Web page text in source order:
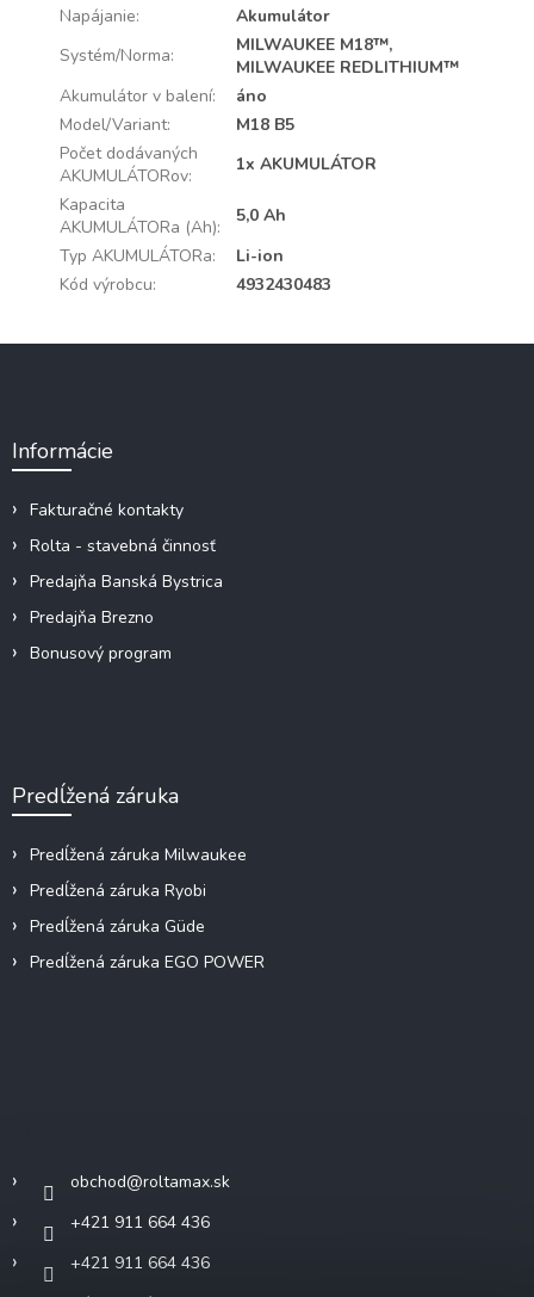
Napájanie:
Akumulátor
Systém/Norma:
MILWAUKEE M18™,
MILWAUKEE REDLITHIUM™
Akumulátor v balení:
áno
Model/Variant:
M18 B5
Počet dodávaných
AKUMULÁTORov:
1x AKUMULÁTOR
Kapacita
AKUMULÁTORa (Ah):
5,0 Ah
Typ AKUMULÁTORa:
Li-ion
Kód výrobcu: 4932430483
Informácie
Fakturačné kontakty
Rolta - stavebná činnosť
Predajňa Banská Bystrica
Predajňa Brezno
Bonusový program
Predĺžená záruka
Predĺžená záruka Milwaukee
Predĺžená záruka Ryobi
Predĺžená záruka Güde
Predĺžená záruka EGO POWER
obchod@roltamax.sk
+421 911 664 436
+421 911 664 436